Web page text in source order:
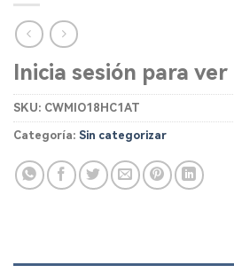
Inicia sesión para
SKU: CWMIO18HC1AT
Categoría: Sin categorizar